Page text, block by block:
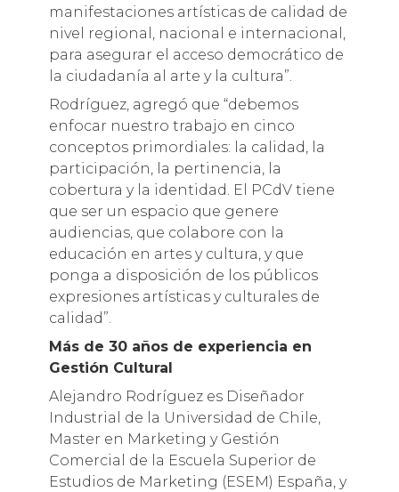
manifestaciones artísticas de calidad de
nivel regional, nacional e internacional,
para asegurar el acceso democrático de
la ciudadanía al arte y la cultura”.
Rodríguez, agregó que “debemos
enfocar nuestro trabajo en cinco
conceptos primordiales: la calidad, la
participación, la pertinencia, la
cobertura y la identidad. El PCdV tiene
que ser un espacio que genere
audiencias, que colabore con la
educación en artes y cultura, y que
ponga a disposición de los públicos
expresiones artísticas y culturales de
calidad”.
Más de 30 años de experiencia en
Gestión Cultural
Alejandro Rodríguez es Diseñador
Industrial de la Universidad de Chile,
Master en Marketing y Gestión
Comercial de la Escuela Superior de
Estudios de Marketing (ESEM) España, y